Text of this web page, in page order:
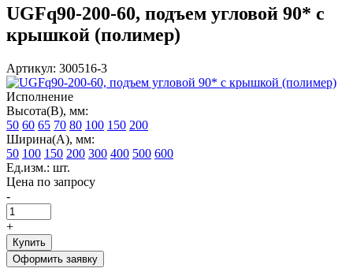
UGFq90-200-60, подъем угловой 90* с
крышкой (полимер)
Артикул: 300516-3
Исполнение
Высота(В), мм:
50 60 65 70 80 100 150 200
Ширина(А), мм:
50 100 150 200 300 400 500 600
Ед.изм.: шт.
Цена по запросу
-
+
Купить
Оформить заявку